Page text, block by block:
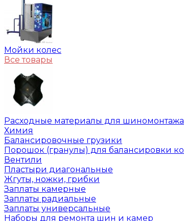
Мойки колес
Все товары
Расходные материалы для шиномонтажа
Химия
Балансировочные грузики
Порошок (гранулы) для балансировки
Вентили
Пластыри диагональные
Жгуты, ножки, грибки
Заплаты камерные
Заплаты радиальные
Заплаты универсальные
Наборы для ремонта шин и камер